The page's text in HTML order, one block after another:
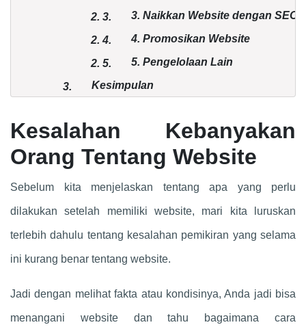
2. 3. 3. Naikkan Website dengan SEO
2.4. 4. Promosikan Website
2. 5. 5. Pengelolaan Lain
3. Kesimpulan
Kesalahan Kebanyakan
Orang Tentang Website
Sebelum kita menjelaskan tentang apa yang perlu
dilakukan setelah memiliki website, mari kita luruskan
terlebih dahulu tentang kesalahan pemikiran yang selama
ini kurang benar tentang website.
Jadi dengan melihat fakta atau kondisinya, Anda jadi bisa
menangani website dan tahu bagaimana cara